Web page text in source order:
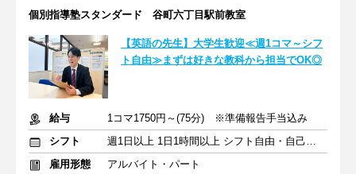
個別指導塾スタンダード 谷町六丁目駅前教室
【英語の先生】大学生歓迎≪週1コマ～シフ
ト自由≫まずは好きな教科から担当でOK◎
給与
1コマ1750円～(75分) ※準備報告手当込み
シフト
週1日以上 1日1時間以上 シフト自由・自己申告
雇用形態
アルバイト・パート